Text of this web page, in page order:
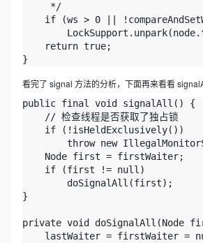
     */
if (ws > 0 ||
    return true;
看完了 signal 方法的分析，下面再来看看
public final void signalAll() {
    // 检查线程是否获取了独占锁
    if (!isHeldExclusively())
throw new
    Node first = firstWaiter;
    if (first != null)
        doSignalAll(first);
}
private void doSignalAll(Node
lastWaiter = firstWaiter =